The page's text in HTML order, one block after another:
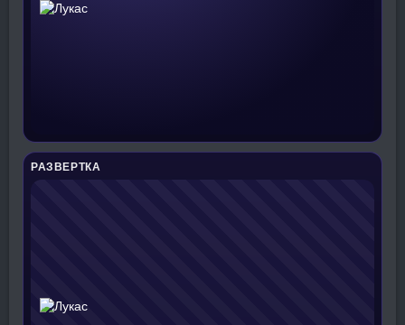
РАЗВЕРТКА